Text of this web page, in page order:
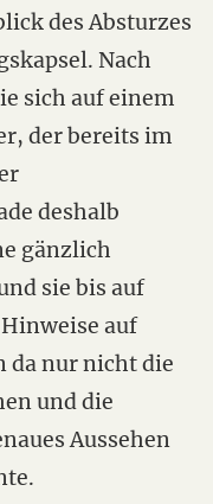
des Absturzes
Nach
sich auf einem
der bereits im
deshalb
gänzlich
sie bis auf
auf
da nur nicht die
und die
Aussehen